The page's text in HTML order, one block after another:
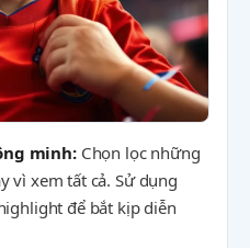
minh:Chọn lọc những
vì xem tất cả. Sử dụng
để bắt kịp diễn